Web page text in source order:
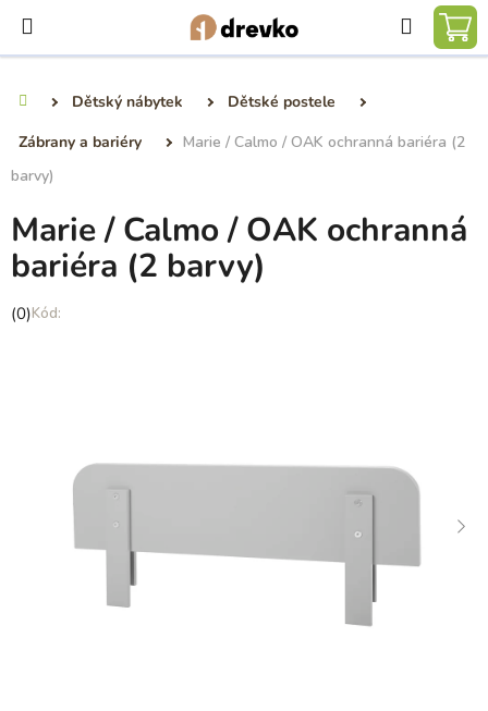
obsah
Hledat
Dětský nábytek
Dětské postele
Zábrany a bariéry
Marie / Calmo / OAK ochranná bariéra (2
barvy)
Marie / Calmo / OAK ochranná
bariéra (2 barvy)
Průměrné
hvězdiček.
(0)